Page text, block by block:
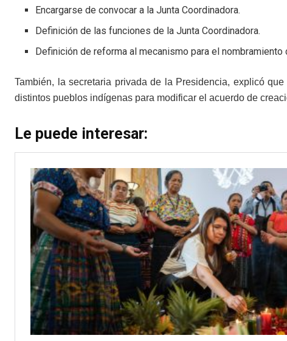
Encargarse de convocar a la Junta Coordinadora.
Definición de las funciones de la Junta Coordinadora.
Definición de reforma al mecanismo para el nombramiento
También, la secretaria privada de la Presidencia, explicó
distintos pueblos indígenas para modificar el acuerdo de
Le puede interesar: